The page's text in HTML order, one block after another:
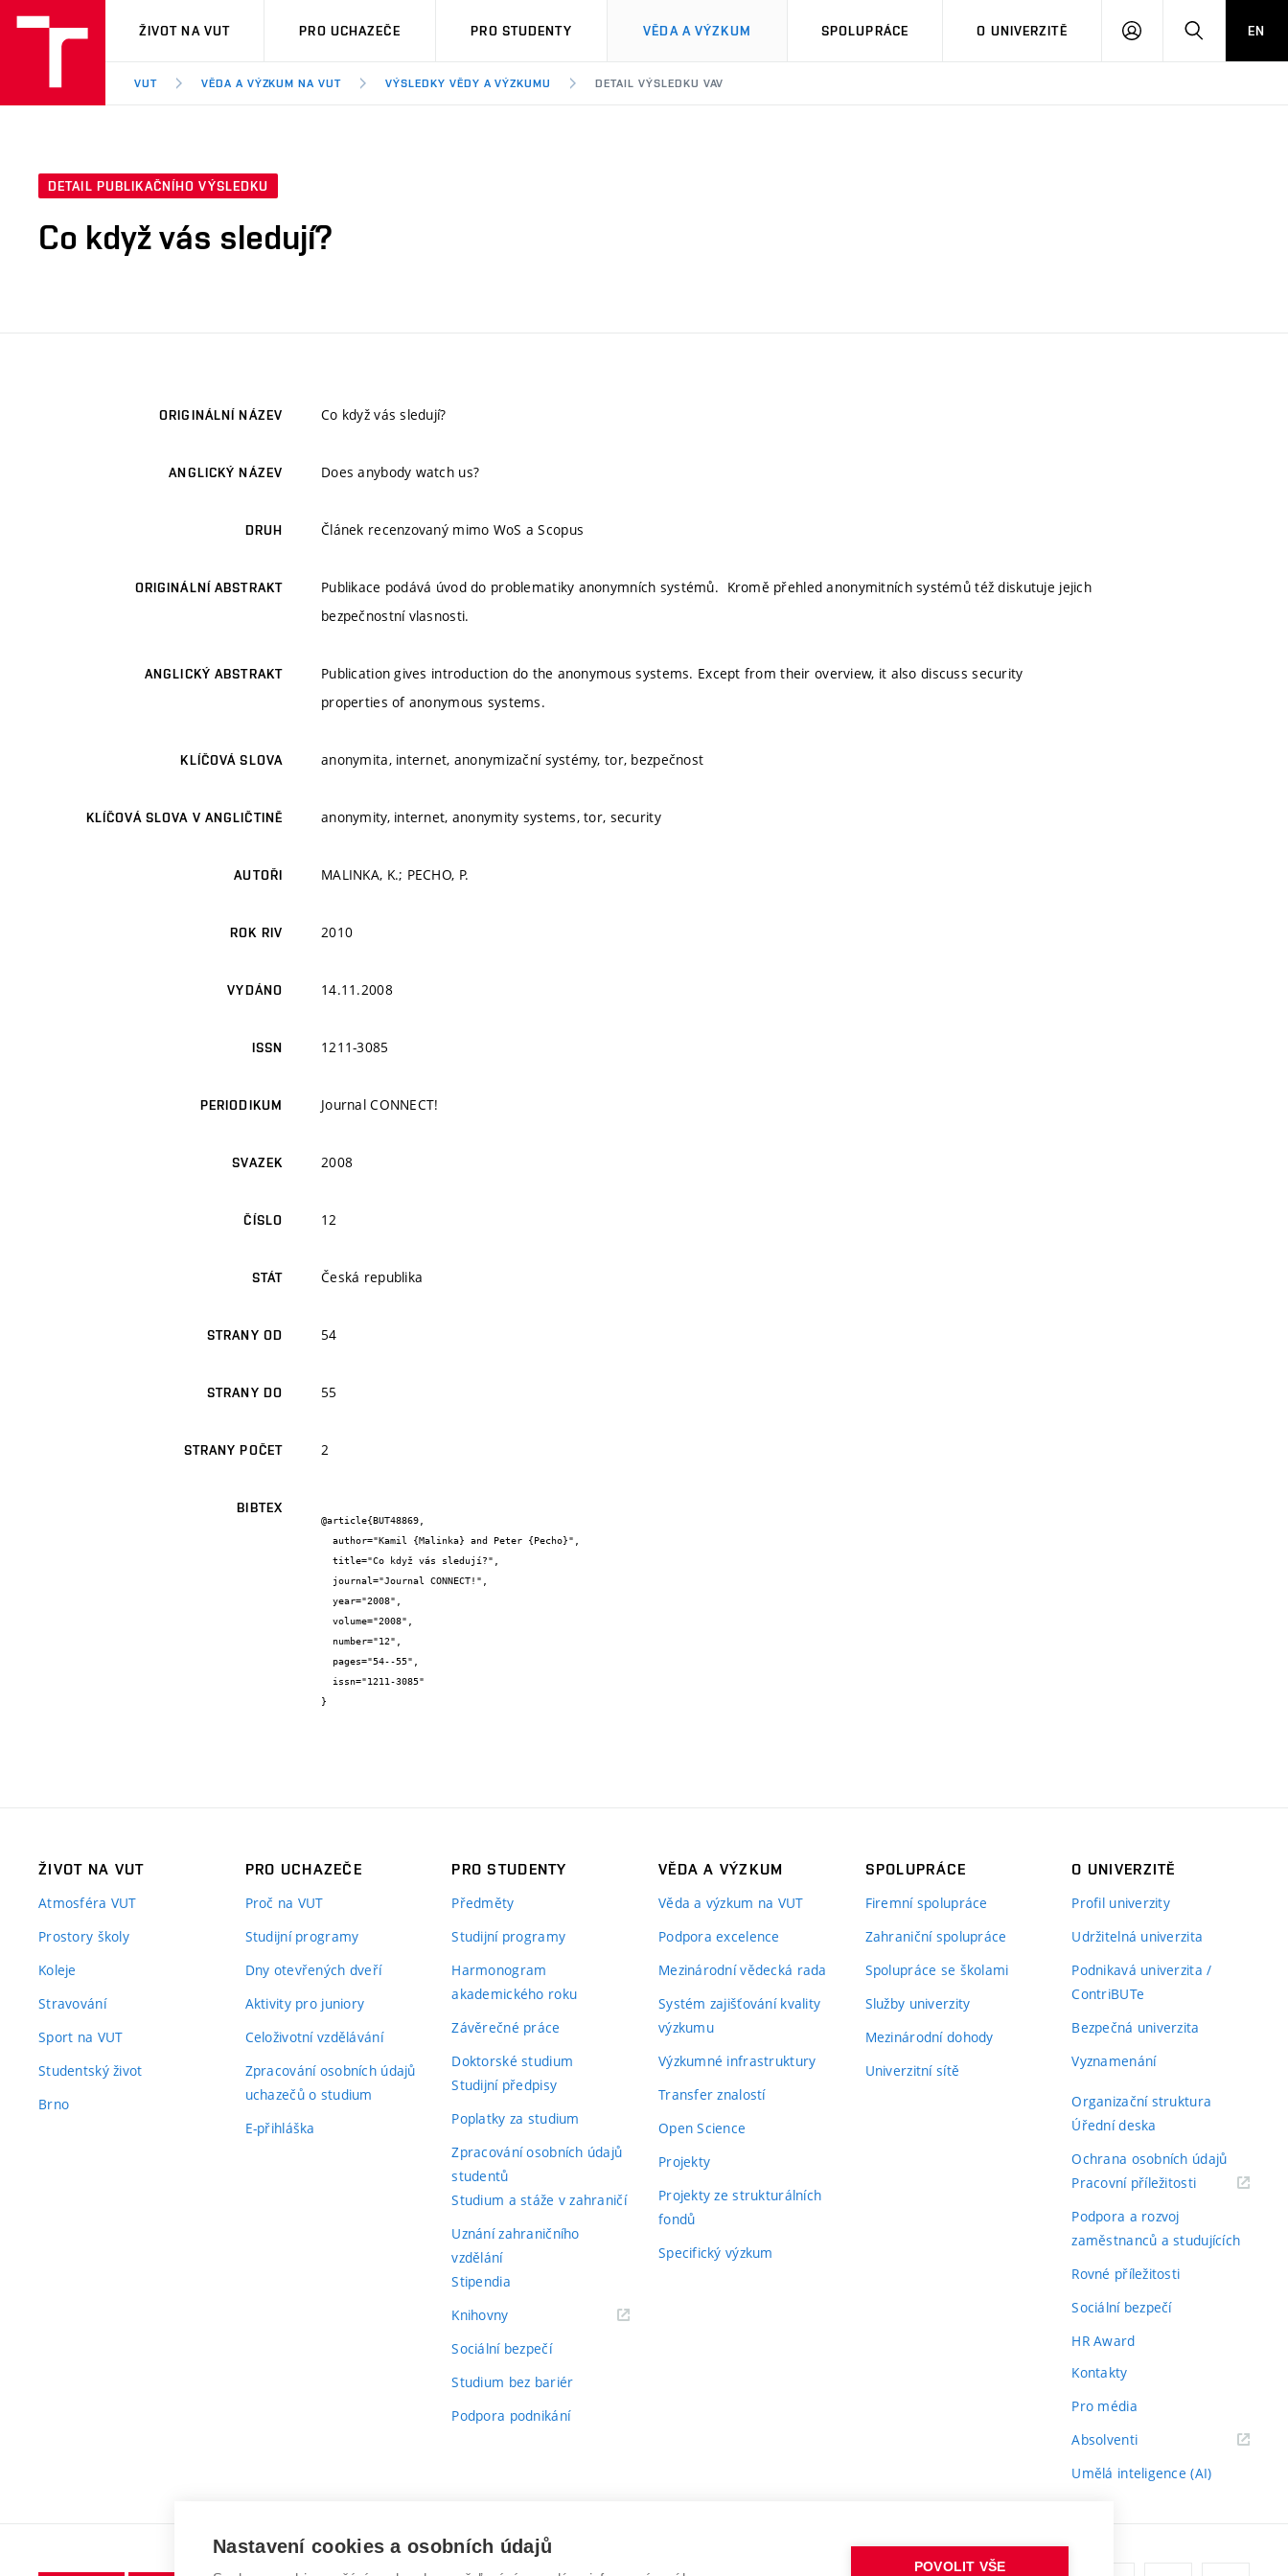
VUT
ŽIVOT NA VUT PRO UCHAZEČE PRO STUDENTY VĚDA A VÝZKUM SPOLUPRÁCE O UNIVERZITĚ
PŘIHLÁSIT HLEDATEN
VUT VĚDA A VÝZKUM NA VUT VÝSLEDKY VĚDY A VÝZKUMU DETAIL VÝSLEDKU VAV
DETAIL PUBLIKAČNÍHO VÝSLEDKU
Co když vás sledují?
ORIGINÁLNÍ NÁZEV Co když vás sledují?
ANGLICKÝ NÁZEV Does anybody watch us?
DRUH Článek recenzovaný mimo WoS a Scopus
ORIGINÁLNÍ ABSTRAKT
Publikace podává úvod do problematiky anonymních systémů. Kromě přehled anonymitních systémů též diskutuje jejich
bezpečnostní vlasnosti.
ANGLICKÝ ABSTRAKT
Publication gives introduction do the anonymous systems. Except from their overview, it also discuss security
properties of anonymous systems.
KLÍČOVÁ SLOVA anonymita, internet, anonymizační systémy, tor, bezpečnost
KLÍČOVÁ SLOVA V ANGLIČTINĚ anonymity, internet, anonymity systems, tor, security
AUTOŘI MALINKA, K.; PECHO, P.
ROK RIV 2010
VYDÁNO 14.11.2008
ISSN 1211-3085
PERIODIKUM Journal CONNECT!
SVAZEK 2008
ČÍSLO 12
STÁT Česká republika
STRANY OD 54
STRANY DO 55
STRANY POČET 2
BIBTEX
@article{BUT48869,
}
ŽIVOT NA VUT
Atmosféra VUT
Prostory školy
Koleje
Stravování
Sport na VUT
Studentský život
Brno
PRO UCHAZEČE
Proč na VUT
Studijní programy
Dny otevřených dveří
Aktivity pro juniory
Celoživotní vzdělávání
Zpracování osobních údajů
uchazečů o studium
E-přihláška
PRO STUDENTY
Předměty
Studijní programy
Harmonogram
akademického roku
Závěrečné práce
Doktorské studium
Studijní předpisy
Poplatky za studium
Zpracování osobních údajů
studentů
Studium a stáže v zahraničí
Uznání zahraničního
vzdělání
Stipendia
Knihovny(externí
Sociální bezpečí
Studium bez bariér
Podpora podnikání
VĚDA A VÝZKUM
Věda a výzkum na VUT
Podpora excelence
Mezinárodní vědecká rada
Systém zajišťování kvality
výzkumu
Výzkumné infrastruktury
Transfer znalostí
Open Science
Projekty
Projekty ze strukturálních
fondů
Specifický výzkum
SPOLUPRÁCE
Firemní spolupráce
Zahraniční spolupráce
Spolupráce se školami
Služby univerzity
Mezinárodní dohody
Univerzitní sítě
O UNIVERZITĚ
Profil univerzity
Udržitelná univerzita
Podnikavá univerzita /
ContriBUTe
Bezpečná univerzita
Vyznamenání
Organizační struktura
Úřední deska
Ochrana osobních údajů
Pracovní příležitosti(externí
Podpora a rozvoj
zaměstnanců a studujících
Rovné příležitosti
Sociální bezpečí
HR Award
Kontakty
Pro média
Absolventi(externí
Umělá inteligence (AI)
Nastavení cookies a osobních údajů
POVOLIT VŠE